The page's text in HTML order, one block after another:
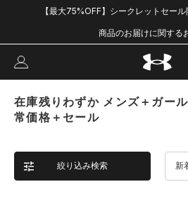
【最大75%OFF】シークレットセー
商品のお届けに関する
在庫残りわずか メンズ＋ガー
常価格＋セール
絞り込み検索 新